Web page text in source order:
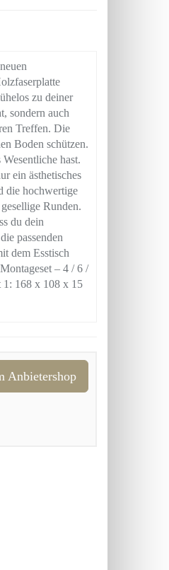
zu deiner
sondern auch
Treffen. Die
Boden schützen.
hast.
ein ästhetisches
die hochwertige
Runden.
du dein
passenden
dem Esstisch
– 4 / 6 /
1: 168 x 108 x 15
Anbietershop